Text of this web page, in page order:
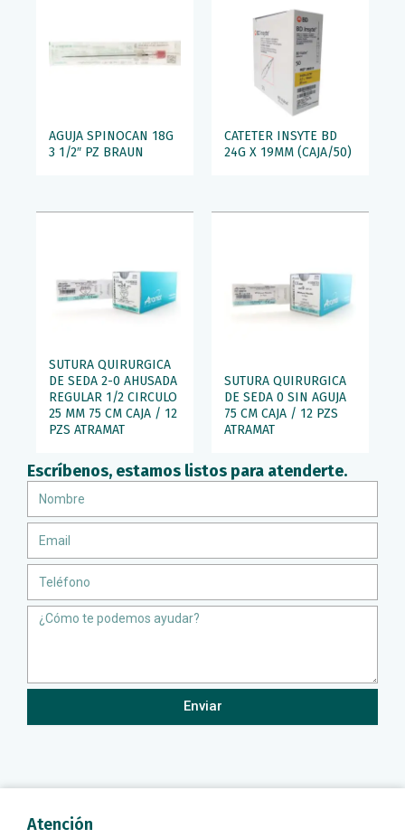
Escríbenos, estamos listos para atenderte.
Message
Enviar
AGUJA SPINOCAN 18G
3 1/2″ PZ BRAUN
CATETER INSYTE BD
24G X 19MM (CAJA/50)
SUTURA QUIRURGICA
DE SEDA 2-0 AHUSADA
REGULAR 1/2 CIRCULO
25 MM 75 CM CAJA / 12
PZS ATRAMAT
SUTURA QUIRURGICA
DE SEDA 0 SIN AGUJA
75 CM CAJA / 12 PZS
ATRAMAT
Atención